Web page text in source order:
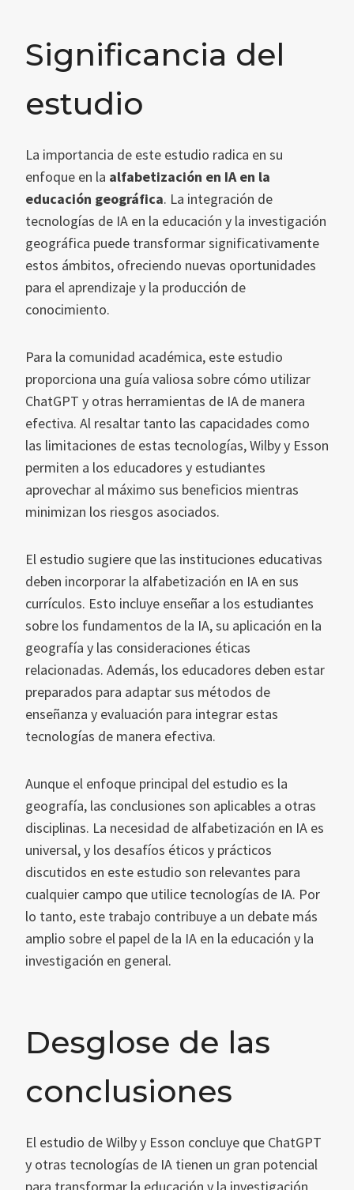
Significancia del
estudio
La importancia de este estudio radica en su
enfoque en la alfabetización en IA en la
educación geográfica. La integración de
tecnologías de IA en la educación y la investigación
geográfica puede transformar significativamente
estos ámbitos, ofreciendo nuevas oportunidades
para el aprendizaje y la producción de
conocimiento.
Para la comunidad académica, este estudio
proporciona una guía valiosa sobre cómo utilizar
ChatGPT y otras herramientas de IA de manera
efectiva. Al resaltar tanto las capacidades como
las limitaciones de estas tecnologías, Wilby y Esson
permiten a los educadores y estudiantes
aprovechar al máximo sus beneficios mientras
minimizan los riesgos asociados.
El estudio sugiere que las instituciones educativas
deben incorporar la alfabetización en IA en sus
currículos. Esto incluye enseñar a los estudiantes
sobre los fundamentos de la IA, su aplicación en la
geografía y las consideraciones éticas
relacionadas. Además, los educadores deben estar
preparados para adaptar sus métodos de
enseñanza y evaluación para integrar estas
tecnologías de manera efectiva.
Aunque el enfoque principal del estudio es la
geografía, las conclusiones son aplicables a otras
disciplinas. La necesidad de alfabetización en IA es
universal, y los desafíos éticos y prácticos
discutidos en este estudio son relevantes para
cualquier campo que utilice tecnologías de IA. Por
lo tanto, este trabajo contribuye a un debate más
amplio sobre el papel de la IA en la educación y la
investigación en general.
Desglose de las
conclusiones
El estudio de Wilby y Esson concluye que ChatGPT
y otras tecnologías de IA tienen un gran potencial
para transformar la educación y la investigación